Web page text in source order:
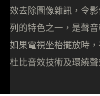
效去除圖像雜訊，令
列的特色之一，是聲
如果電視坐枱擺放時
杜比音效技術及環繞